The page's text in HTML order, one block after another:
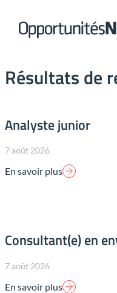
Skip to content
Lien
page
Résultats de
Analyste junior
7 août 2026
En savoir plus
Consultant(e) en
7 août 2026
En savoir plus